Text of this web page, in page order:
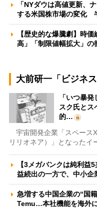
「NYダウは高値更新、
する米国株市場の変化
【歴史的な爆騰劇】時
高」「制限値幅拡大」
大前研一「ビジネ
「いつ暴
スク氏とス
的…
宇宙開発企業「スペース
リリオネア）」となった
【3メガバンクは純利益
益続出の一方で、中小
急増する中国企業の“国
Temu…本社機能を海外